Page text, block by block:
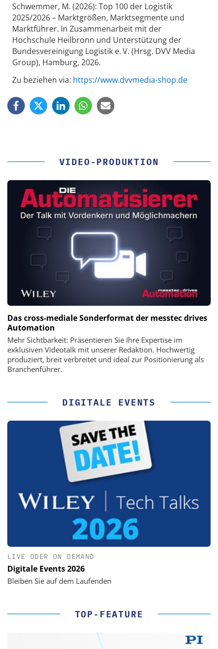
Schwemmer, M. (2026): Top 100 der Logistik
2025/2026 – Marktgrößen, Marktsegmente und
Marktführer. In Zusammenarbeit mit der
Hochschule Heilbronn und Unterstützung der
Bundesvereinigung Logistik e. V. (Hrsg. DVV Media
Group), Hamburg, 2026.
Zu beziehen via: https://www.dvvmedia-shop.de
VIDEO-PRODUKTION
Das cross-mediale Sonderformat der messtec drives
Automation
Mehr Sichtbarkeit: Präsentieren Sie Ihre Expertise im
exklusiven Videotalk mit unserer Redaktion. Hochwertig
produziert, breit verbreitet und ideal zur Positionierung als
Branchenführer.
DIGITALE EVENTS
LIVE ODER ON DEMAND
Digitale Events 2026
Bleiben Sie auf dem Laufenden
TOP-FEATURE